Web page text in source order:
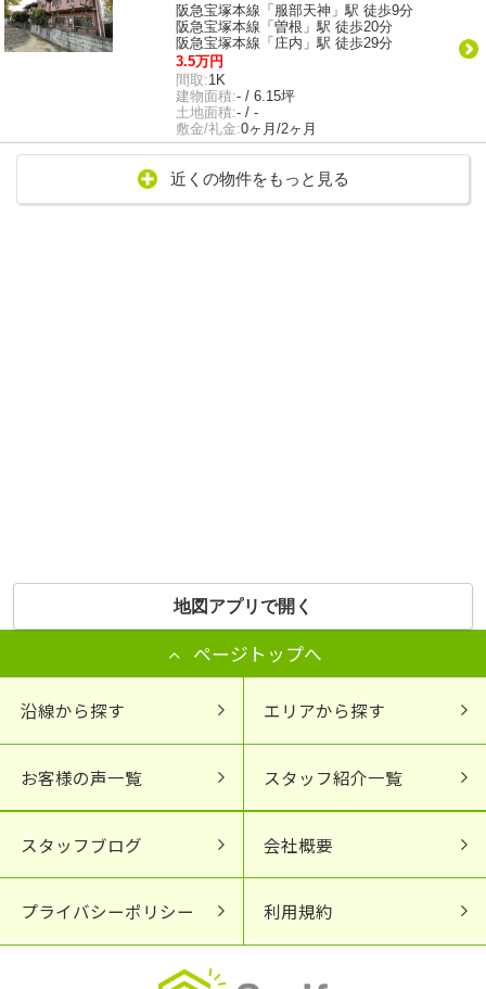
阪急宝塚本線「服部天神」駅 徒歩9分
阪急宝塚本線「曽根」駅 徒歩20分
阪急宝塚本線「庄内」駅 徒歩29分
3.5万円
間取:1K
建物面積:- / 6.15坪
土地面積:- / -
敷金/礼金:0ヶ月/2ヶ月
近くの物件をもっと見る
地図アプリで開く
ページトップへ
沿線から探す エリアから探す
お客様の声一覧 スタッフ紹介一覧
スタッフブログ 会社概要
プライバシーポリシー 利用規約